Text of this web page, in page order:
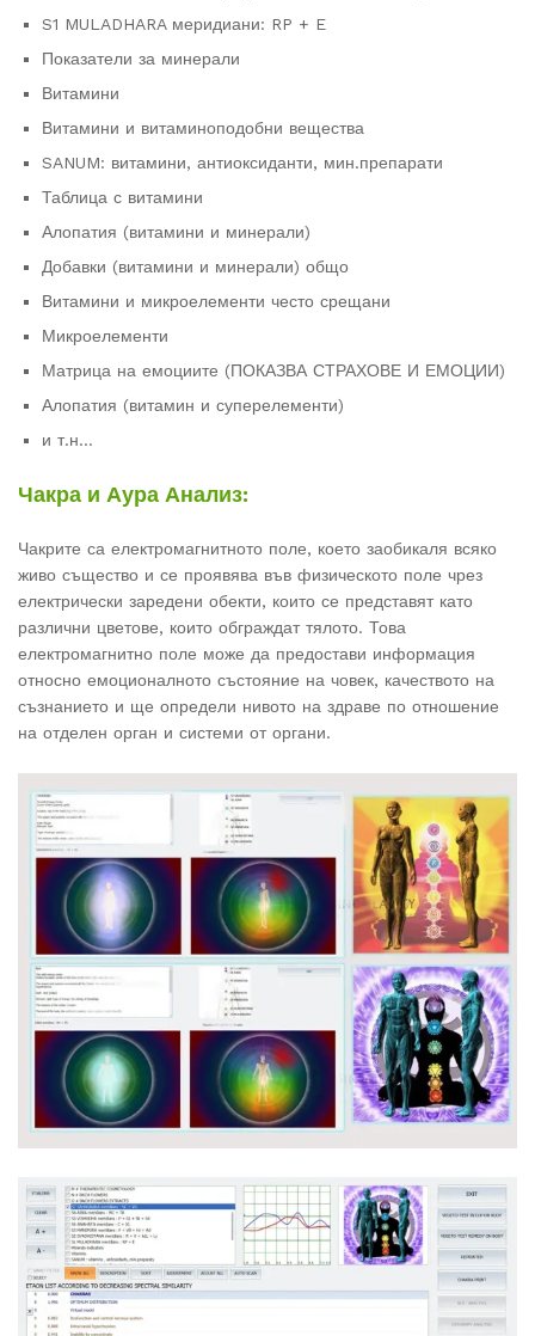
S1 MULADHARA меридиани: RP + E
Показатели за минерали
Витамини
Витамини и витаминоподобни вещества
SANUM: витамини, антиоксиданти, мин.препарати
Таблица с витамини
Алопатия (витамини и минерали)
Добавки (витамини и минерали) общо
Витамини и микроелементи често срещани
Микроелементи
Матрица на емоциите (ПОКАЗВА СТРАХОВЕ И ЕМОЦИИ)
Алопатия (витамин и суперелементи)
и т.н…
Чакра и Аура Анализ:
Чакрите са електромагнитното поле, което заобикаля всяко
живо същество и се проявява във физическото поле чрез
електрически заредени обекти, които се представят като
различни цветове, които обграждат тялото. Това
електромагнитно поле може да предостави информация
относно емоционалното състояние на човек, качеството на
съзнанието и ще определи нивото на здраве по отношение
на отделен орган и системи от органи.